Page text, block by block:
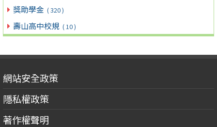
獎助學金 ( 320 )
壽山高中校規 ( 10 )
網站安全政策
隱私權政策
著作權聲明